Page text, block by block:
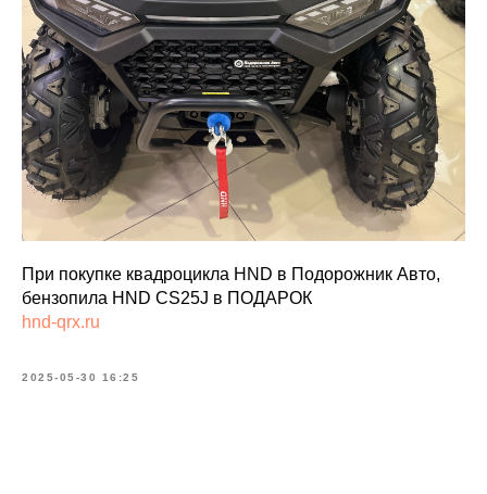
При покупке квадроцикла HND в Подорожник Авто,
бензопила HND CS25J в ПОДАРОК
hnd-qrx.ru
2025-05-30 16:25